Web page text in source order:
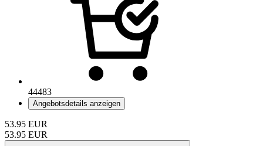
44483
Angebotsdetails anzeigen
53.95 EUR
53.95 EUR